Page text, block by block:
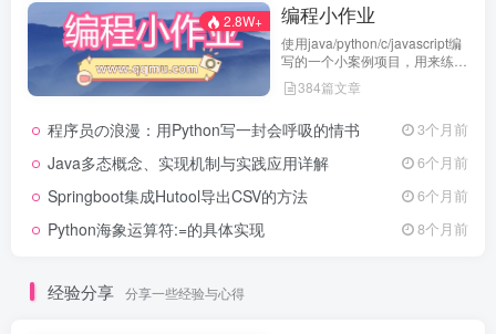
2.8W+ 编程小作业
使用java/python/c/javascript编
写的一个小案例项目，用来练习
代码编程
384篇文章
程序员の浪漫：用Python写一封会呼吸的情书 3个月前
Java多态概念、实现机制与实践应用详解 6个月前
Springboot集成Hutool导出CSV的方法 6个月前
Python海象运算符:=的具体实现 8个月前
经验分享 分享一些经验与心得